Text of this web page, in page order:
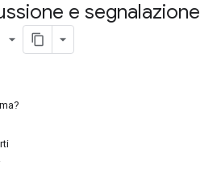
e segnalazione